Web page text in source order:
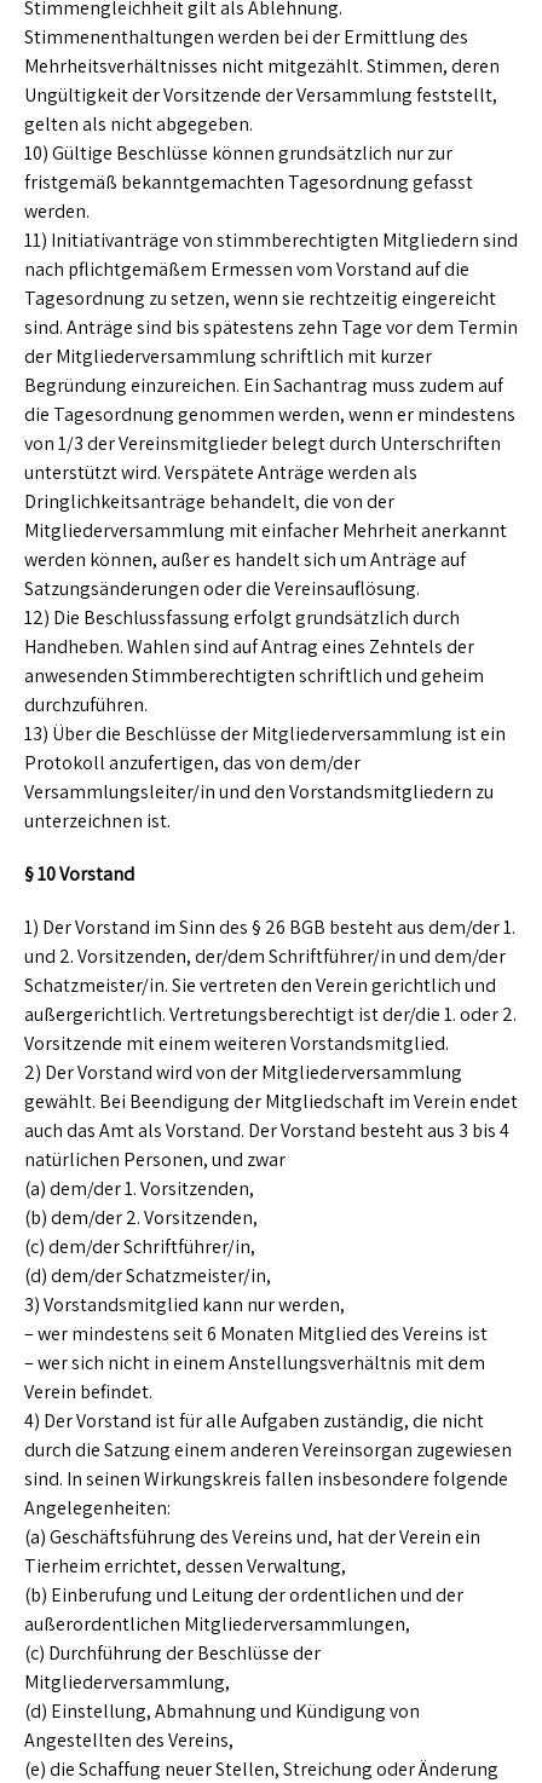
Stimmengleichheit gilt als Ablehnung.
Stimmenenthaltungen werden bei der Ermittlung des
Mehrheitsverhältnisses nicht mitgezählt. Stimmen, deren
Ungültigkeit der Vorsitzende der Versammlung feststellt,
gelten als nicht abgegeben.
10) Gültige Beschlüsse können grundsätzlich nur zur
fristgemäß bekanntgemachten Tagesordnung gefasst
werden.
11) Initiativanträge von stimmberechtigten Mitgliedern sind
nach pflichtgemäßem Ermessen vom Vorstand auf die
Tagesordnung zu setzen, wenn sie rechtzeitig eingereicht
sind. Anträge sind bis spätestens zehn Tage vor dem Termin
der Mitgliederversammlung schriftlich mit kurzer
Begründung einzureichen. Ein Sachantrag muss zudem auf
die Tagesordnung genommen werden, wenn er mindestens
von 1/3 der Vereinsmitglieder belegt durch Unterschriften
unterstützt wird. Verspätete Anträge werden als
Dringlichkeitsanträge behandelt, die von der
Mitgliederversammlung mit einfacher Mehrheit anerkannt
werden können, außer es handelt sich um Anträge auf
Satzungsänderungen oder die Vereinsauflösung.
12) Die Beschlussfassung erfolgt grundsätzlich durch
Handheben. Wahlen sind auf Antrag eines Zehntels der
anwesenden Stimmberechtigten schriftlich und geheim
durchzuführen.
13) Über die Beschlüsse der Mitgliederversammlung ist ein
Protokoll anzufertigen, das von dem/der
Versammlungsleiter/in und den Vorstandsmitgliedern zu
unterzeichnen ist.
§ 10 Vorstand
1) Der Vorstand im Sinn des § 26 BGB besteht aus dem/der 1.
und 2. Vorsitzenden, der/dem Schriftführer/in und dem/der
Schatzmeister/in. Sie vertreten den Verein gerichtlich und
außergerichtlich. Vertretungsberechtigt ist der/die 1. oder 2.
Vorsitzende mit einem weiteren Vorstandsmitglied.
2) Der Vorstand wird von der Mitgliederversammlung
gewählt. Bei Beendigung der Mitgliedschaft im Verein endet
auch das Amt als Vorstand. Der Vorstand besteht aus 3 bis 4
natürlichen Personen, und zwar
(a) dem/der 1. Vorsitzenden,
(b) dem/der 2. Vorsitzenden,
(c) dem/der Schriftführer/in,
(d) dem/der Schatzmeister/in,
3) Vorstandsmitglied kann nur werden,
– wer mindestens seit 6 Monaten Mitglied des Vereins ist
– wer sich nicht in einem Anstellungsverhältnis mit dem
Verein befindet.
4) Der Vorstand ist für alle Aufgaben zuständig, die nicht
durch die Satzung einem anderen Vereinsorgan zugewiesen
sind. In seinen Wirkungskreis fallen insbesondere folgende
Angelegenheiten:
(a) Geschäftsführung des Vereins und, hat der Verein ein
Tierheim errichtet, dessen Verwaltung,
(b) Einberufung und Leitung der ordentlichen und der
außerordentlichen Mitgliederversammlungen,
(c) Durchführung der Beschlüsse der
Mitgliederversammlung,
(d) Einstellung, Abmahnung und Kündigung von
Angestellten des Vereins,
(e) die Schaffung neuer Stellen, Streichung oder Änderung